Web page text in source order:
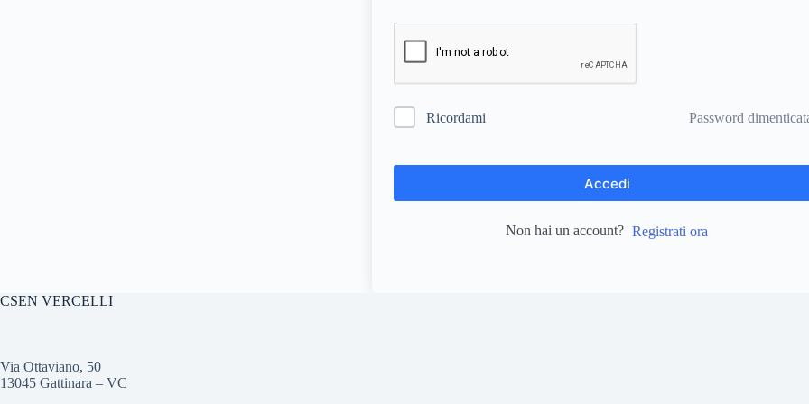
Ricordami Password
Accedi
Non hai un account? Registrati ora
CSEN VERCELLI
Via Ottaviano, 50
13045 Gattinara – VC